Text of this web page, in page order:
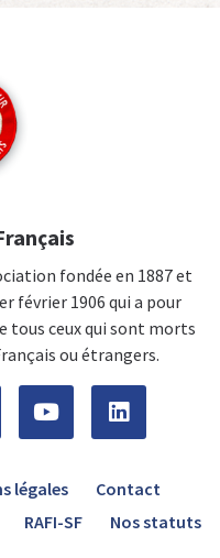
fondée en 1887 et
février 1906 qui a pour
tous ceux qui sont morts
ou étrangers.
légales
Contact
RAFI-SF Nos statuts